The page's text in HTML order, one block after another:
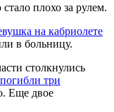
плохо за рулем.
на кабриолете
в больницу.
столкнулись
три
Еще двое